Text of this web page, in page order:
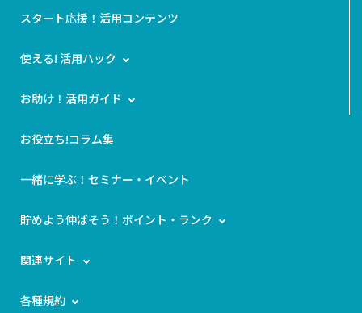
スタート応援！活用コンテンツ
使える! 活用ハック
お助け！活用ガイド
お役立ち!コラム集
一緒に学ぶ！セミナー・イベント
貯めよう伸ばそう！ポイント・ランク
関連サイト
各種規約